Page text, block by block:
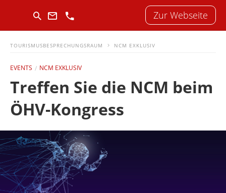
Zur Webseite
TOURISMUSBESPRECHUNGSRAUM NCM EXKLUSIV
EVENTS NCM EXKLUSIV
Treffen Sie die NCM beim
ÖHV-Kongress